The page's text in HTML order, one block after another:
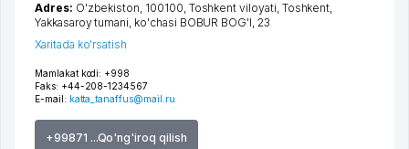
Mamlakat kodi: +998
Faks: +44-208-1234567
E-mail: katta_tanaffus@mail.ru
+99871 ...Qo'ng'iroq qilish
Adres: O'zbekiston, 100100, Toshkent viloyati, Toshkent,
Yakkasaroy tumani, ko'chasi BOBUR BOG'I, 23
Xaritada ko'rsatish